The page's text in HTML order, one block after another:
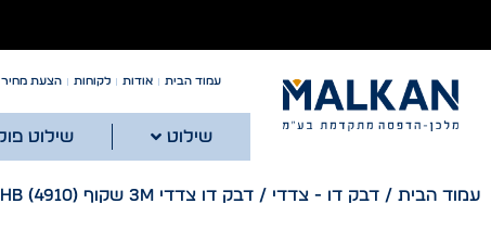
עמוד הבית אודות לקוחות הצעת מחיר
שילוט שילוט
עמוד הבית / דבק דו - צדדי / דבק דו צדדי 3M שקוף VHB (4910)